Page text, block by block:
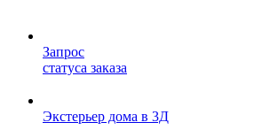
Запрос
статуса заказа
Экстерьер дома в 3Д